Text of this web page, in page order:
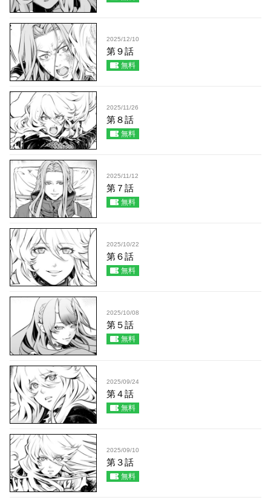
2025/12/10
第９話
無料
2025/11/26
第８話
無料
2025/11/12
第７話
無料
2025/10/22
第６話
無料
2025/10/08
第５話
無料
2025/09/24
第４話
無料
2025/09/10
第３話
無料